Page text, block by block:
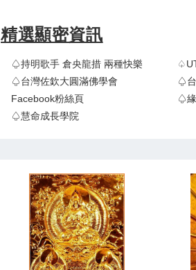
精選顯密資訊
♤持明歌手 倉央龍措 兩種快樂
♤台灣佐欽大圓滿佛學會
Facebook粉絲頁
♤台
♤
♤慧命成長學院